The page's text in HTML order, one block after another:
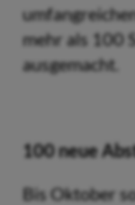
mehr als 100
ausgemacht.
100 neue
Bis Oktober